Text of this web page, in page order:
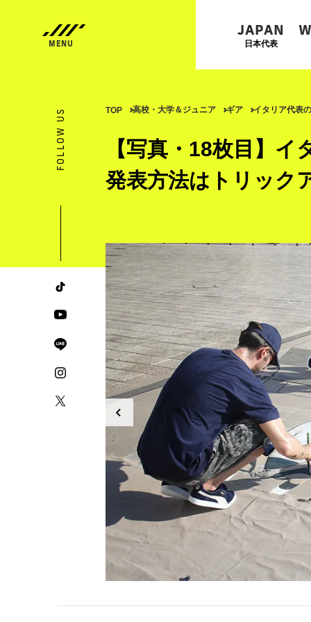
JAPAN
日本代表
FOLLOW US TOP 高校・大学＆ジュニア ギア イタリア代表
【写真・18枚目】
発表方法はトリック